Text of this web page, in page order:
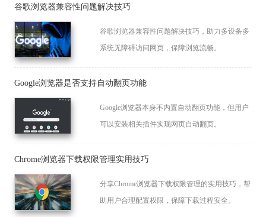
谷歌浏览器兼容性问题解决技巧
谷歌浏览器兼容性问题解决技巧，助力多设备多
系统无障碍访问网页，保障浏览流畅。
Google浏览器是否支持自动翻页功能
Google浏览器本身不内置自动翻页功能，但用户
可以安装相关插件实现网页自动翻页。
Chrome浏览器下载权限管理实用技巧
分享Chrome浏览器下载权限管理的实用技巧，帮
助用户合理配置权限，保障下载过程安全。